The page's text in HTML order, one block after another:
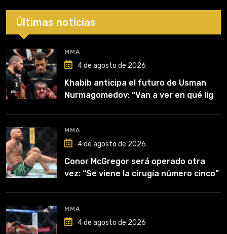
Últimas noticias
MMA
4 de agosto de 2026
Khabib anticipa el futuro de Usman
Nurmagomedov: “Van a ver en qué liga
MMA
4 de agosto de 2026
Conor McGregor será operado otra
vez: “Se viene la cirugía número cinco”
MMA
4 de agosto de 2026